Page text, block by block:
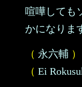
喧嘩しても
かになりま
（ 永六輔 ）
（ Ei